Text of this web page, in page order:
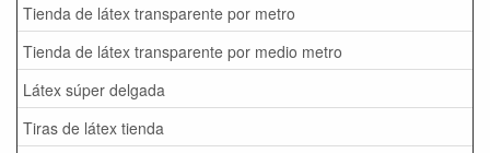
Tienda de látex transparente por metro
Tienda de látex transparente por medio metro
Látex súper delgada
Tiras de látex tienda